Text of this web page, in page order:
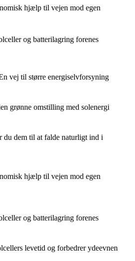
hjælp til vejen mod egen
og batterilagring forenes
vej til større energiselvforsyning
grønne omstilling med solenergi
du dem til at falde naturligt ind i
hjælp til vejen mod egen
og batterilagring forenes
levetid og forbedrer ydeevnen